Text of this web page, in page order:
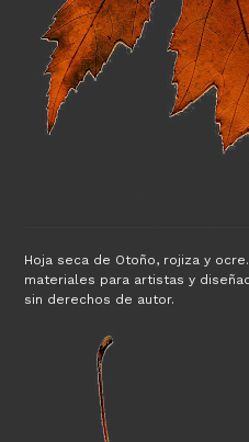
Hoja seca de Otoño, rojiza y
materiales para artistas y
sin derechos de autor.